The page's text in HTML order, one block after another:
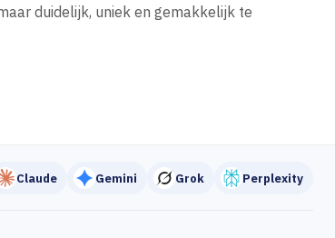
duidelijk, uniek en gemakkelijk te
Claude Gemini Grok Perplexity